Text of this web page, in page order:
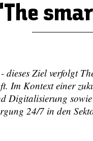
Ziel verfolgt
Im Kontext einer
Digitalisierung
24/7 in den